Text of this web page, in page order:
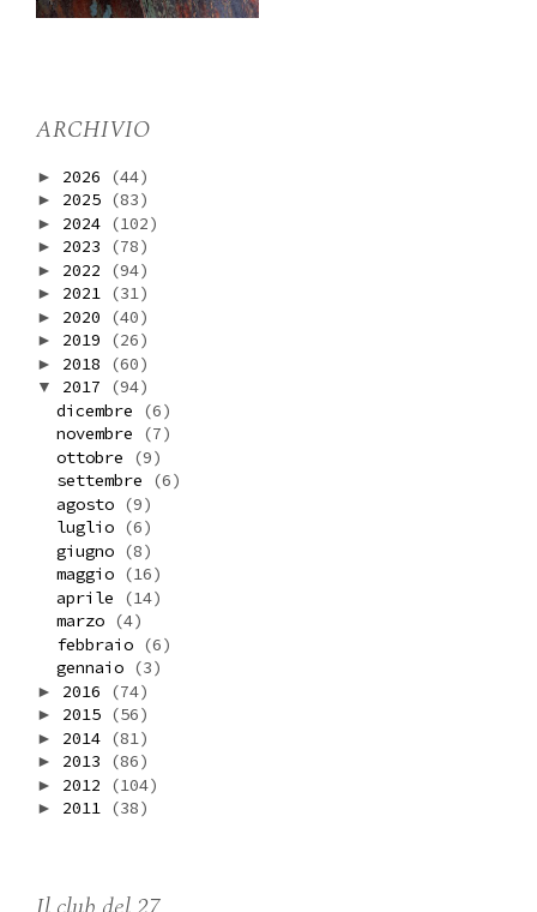
ARCHIVIO
► 2026 (44)
► 2025 (83)
► 2024 (102)
► 2023 (78)
► 2022 (94)
► 2021 (31)
► 2020 (40)
► 2019 (26)
► 2018 (60)
▼ 2017
(94)
dicembre
(6)
novembre
(7)
ottobre
(9)
settembre
(6)
agosto (9)
luglio (6)
giugno (8)
maggio (16)
aprile
(14)
marzo (4)
febbraio (6)
gennaio (3)
► 2016 (74)
► 2015 (56)
► 2014 (81)
► 2013 (86)
► 2012 (104)
► 2011 (38)